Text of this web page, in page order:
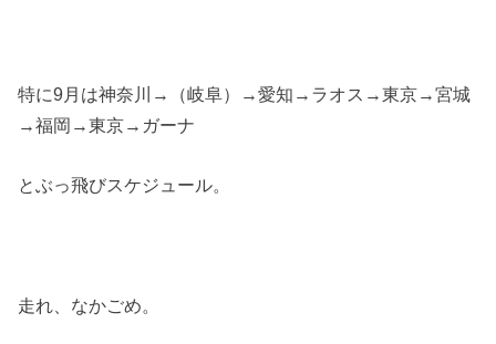
特に9月は神奈川→（岐阜）→愛知→ラオス→東京→宮城
→福岡→東京→ガーナ
とぶっ飛びスケジュール。
走れ、なかごめ。